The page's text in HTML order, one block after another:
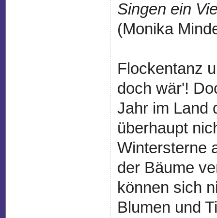
Singen ein
(Monika
Flockentanz
doch wär'!
Jahr im Land
überhaupt
Wintersterne
der Bäume
können sich
Blumen und